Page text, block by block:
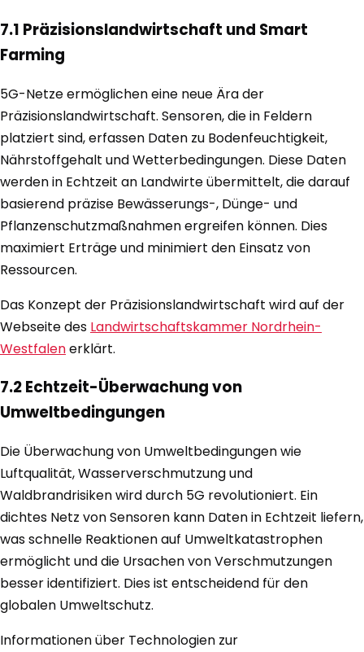
7.1 Präzisionslandwirtschaft und Smart
Farming
5G-Netze ermöglichen eine neue Ära der
Präzisionslandwirtschaft. Sensoren, die in Feldern
platziert sind, erfassen Daten zu Bodenfeuchtigkeit,
Nährstoffgehalt und Wetterbedingungen. Diese Daten
werden in Echtzeit an Landwirte übermittelt, die darauf
basierend präzise Bewässerungs-, Dünge- und
Pflanzenschutzmaßnahmen ergreifen können. Dies
maximiert Erträge und minimiert den Einsatz von
Ressourcen.
Das Konzept der Präzisionslandwirtschaft wird auf der
Webseite des Landwirtschaftskammer Nordrhein-
Westfalenerklärt.
7.2 Echtzeit-Überwachung von
Umweltbedingungen
Die Überwachung von Umweltbedingungen wie
Luftqualität, Wasserverschmutzung und
Waldbrandrisiken wird durch 5G revolutioniert. Ein
dichtes Netz von Sensoren kann Daten in Echtzeit liefern,
was schnelle Reaktionen auf Umweltkatastrophen
ermöglicht und die Ursachen von Verschmutzungen
besser identifiziert. Dies ist entscheidend für den
globalen Umweltschutz.
Informationen über Technologien zur